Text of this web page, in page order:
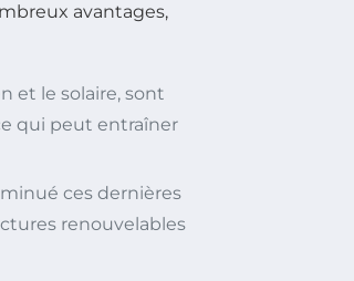
avantages,
et le solaire, sont
qui peut entraîner
ces dernières
renouvelables